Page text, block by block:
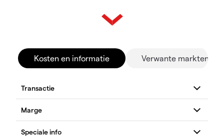
Kosten en informatie Verwante markten